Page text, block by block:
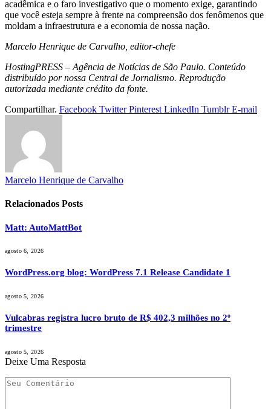
acadêmica e o faro investigativo que o momento exige, garantindo
que você esteja sempre à frente na compreensão dos fenômenos que
moldam a infraestrutura e a economia de nossa nação.
Marcelo Henrique de Carvalho, editor-chefe
HostingPRESS – Agência de Notícias de São Paulo. Conteúdo
distribuído por nossa Central de Jornalismo. Reprodução
autorizada mediante crédito da fonte.
Compartilhar. Facebook Twitter Pinterest LinkedIn Tumblr E-mail
Marcelo Henrique de Carvalho
Relacionados Posts
Matt: AutoMattBot
agosto 6, 2026
WordPress.org blog: WordPress 7.1 Release Candidate 1
agosto 5, 2026
Vulcabras registra lucro bruto de R$ 402,3 milhões no 2º
trimestre
agosto 5, 2026
Deixe Uma Resposta